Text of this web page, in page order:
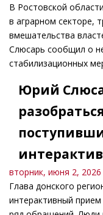
В Ростовской
в аграрном секторе,
вмешательства
Слюсарь сообщил о
стабилизационных
Юрий
вторник, июня 2, 2026
Глава донского
интерактивный